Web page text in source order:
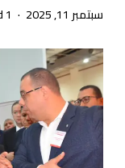
سبتمبر 11, 2025 1 min read